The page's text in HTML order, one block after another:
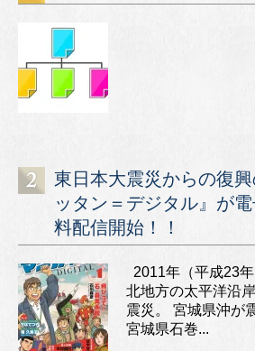
東日本大震災からの復
ッタン＝デジタル』が
料配信開始！！
2011年（平成23
北地方の太平洋沿
震災。 宮城県沖が
宮城県石巻...